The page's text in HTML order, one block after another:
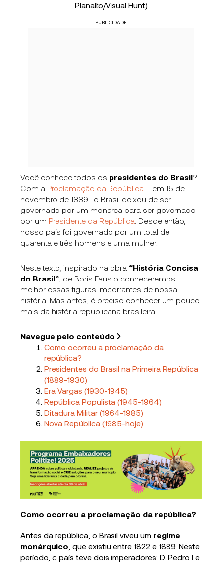
Planalto/Visual Hunt)
- PUBLICIDADE -
Você conhece todos os presidentes do Brasil?
Com a Proclamação da República – em 15 de
novembro de 1889 -o Brasil deixou de ser
governado por um monarca para ser governado
por um Presidente da República Desde então,
nosso país foi governado por um total de
quarenta e três homens e uma mulher.
Neste texto, inspirado na obra “História Concisa
do Brasil” , de Boris Fausto conheceremos
melhor essas figuras importantes de nossa
história. Mas antes, é preciso conhecer um pouco
mais da história republicana brasileira.
Navegue pelo conteúdo
Como ocorreu a proclamação da
república?
Presidentes do Brasil na Primeira República
(1889-1930)
Era Vargas (1930-1945)
República Populista (1945-1964)
Ditadura Militar (1964-1985)
Nova República (1985-hoje)
Como ocorreu a proclamação da república?
Antes da república, o Brasil viveu um regime
monárquico , que existiu entre 1822 e 1889. Neste
período, o país teve dois imperadores: D. Pedro I e